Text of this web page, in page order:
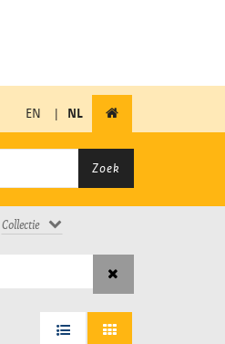
EN | NL
Zoek
Collectie